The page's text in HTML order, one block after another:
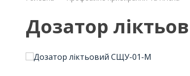
Дозатор